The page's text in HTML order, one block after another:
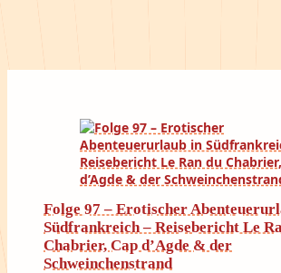
Folge 97 – Erotischer
Südfrankreich – Reisebericht Le
Chabrier, Cap d’Agde & der
Schweinchenstrand